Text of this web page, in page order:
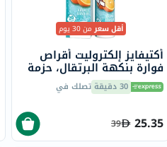
أقل سعرمن 30 يوم
أكتيفايز إلكتروليت أقراص
فوارة بنكهة البرتقال، حزمة
من 20 30 دقيقة تصلك في
25.35
39